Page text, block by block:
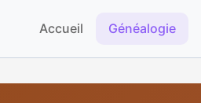
Accueil Généalogie